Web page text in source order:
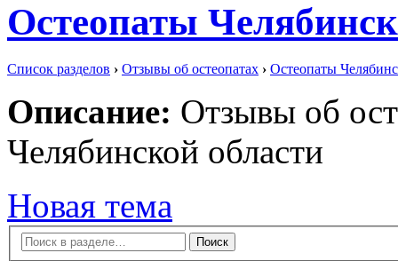
Остеопаты
Список разделов › Отзывы об остеопатах › Остеопаты
Описание: Отзывы об
Челябинской области
Новая тема